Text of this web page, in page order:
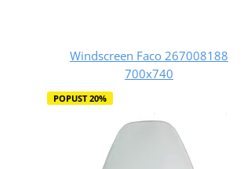
Windscreen Faco 267008188
700x740
POPUST 20%